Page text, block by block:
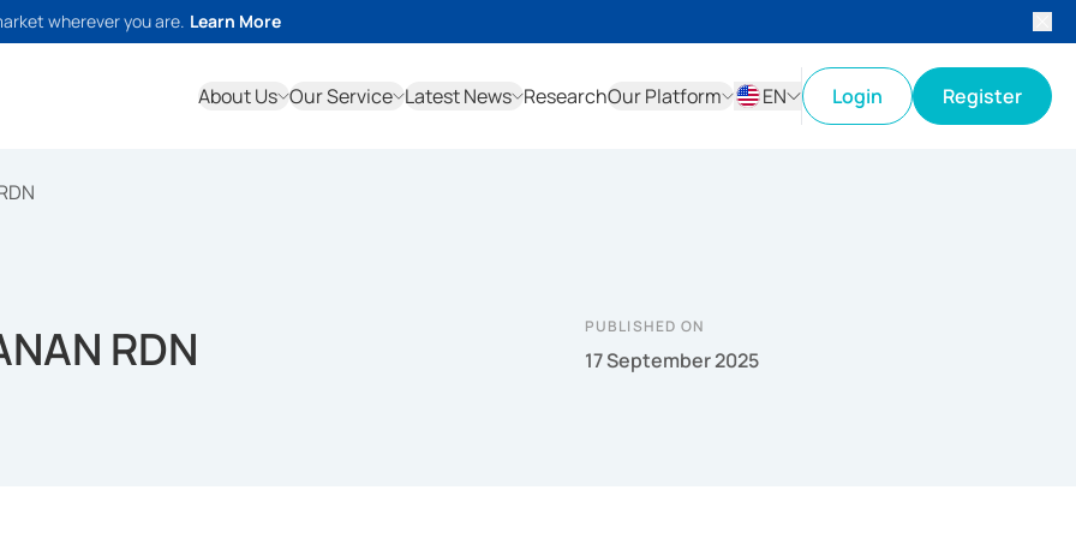
wherever you are. Learn More
About Us Our Service Latest News ResearchOur Platform
EN
Login Register
RDN PUBLISHED ON
17 September 2025